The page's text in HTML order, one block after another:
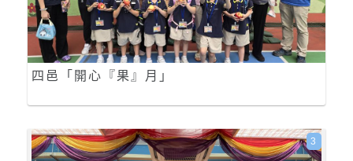
四邑「開心『果』月」
3